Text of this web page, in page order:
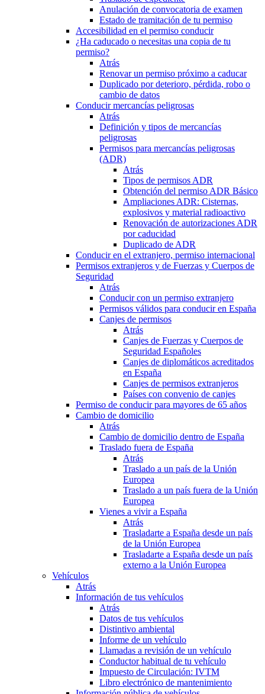
Anulación de convocatoria de examen
Estado de tramitación de tu permiso
Accesibilidad en el permiso conducir
¿Ha caducado o necesitas una copia de tu
permiso?
Atrás
Renovar un permiso próximo a caducar
Duplicado por deterioro, pérdida, robo o
cambio de datos
Conducir mercancías peligrosas
Atrás
Definición y tipos de mercancías
peligrosas
Permisos para mercancías peligrosas
(ADR)
Atrás
Tipos de permisos ADR
Obtención del permiso ADR Básico
Ampliaciones ADR: Cisternas,
explosivos y material radioactivo
Renovación de autorizaciones ADR
por caducidad
Duplicado de ADR
Conducir en el extranjero, permiso internacional
Permisos extranjeros y de Fuerzas y Cuerpos de
Seguridad
Atrás
Conducir con un permiso extranjero
Permisos válidos para conducir en España
Canjes de permisos
Atrás
Canjes de Fuerzas y Cuerpos de
Seguridad Españoles
Canjes de diplomáticos acreditados
en España
Canjes de permisos extranjeros
Países con convenio de canjes
Permiso de conducir para mayores de 65 años
Cambio de domicilio
Atrás
Cambio de domicilio dentro de España
Traslado fuera de España
Atrás
Traslado a un país de la Unión
Europea
Traslado a un país fuera de la Unión
Europea
Vienes a vivir a España
Atrás
Trasladarte a España desde un país
de la Unión Europea
Trasladarte a España desde un país
externo a la Unión Europea
Vehículos
Atrás
Información de tus vehículos
Atrás
Datos de tus vehículos
Distintivo ambiental
Informe de un vehículo
Llamadas a revisión de un vehículo
Conductor habitual de tu vehículo
Impuesto de Circulación: IVTM
Libro electrónico de mantenimiento